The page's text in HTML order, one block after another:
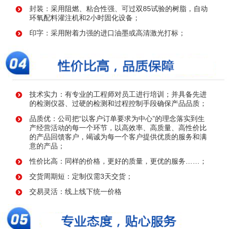
封装：采用阻燃、粘合性强、可过双85试验的树脂，自动
环氧配料灌注机和2小时固化设备；
印字：采用附着力强的进口油墨或高清激光打标；
技术实力：有专业的工程师对员工进行培训；并具备先进
的检测仪器、过硬的检测和过程控制手段确保产品品质；
品质优：公司把“以客户订单要求为中心”的理念落实到生
产经营活动的每一个环节，以高效率、高质量、高性价比
的产品回馈客户，竭诚为每一个客户提供优质的服务和满
意的产品；
性价比高：同样的价格，更好的质量，更优的服务……；
交货周期短：定制仅需3天交货；
交易灵活：线上线下统一价格